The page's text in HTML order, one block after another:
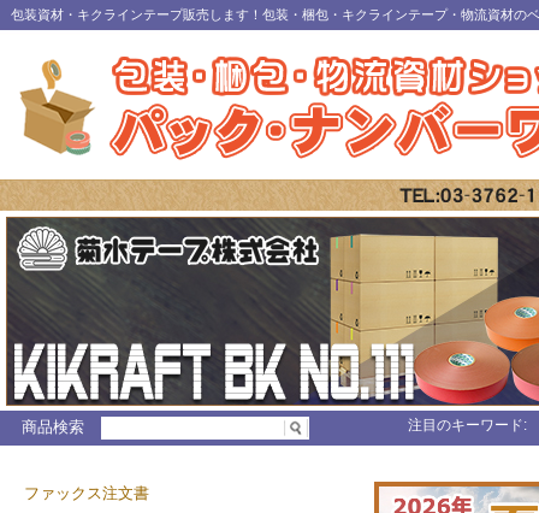
包装資材・キクラインテープ販売します！包装・梱包・キクラインテープ・物流資材の
商品検索 注目のキーワード:
ファックス注文書